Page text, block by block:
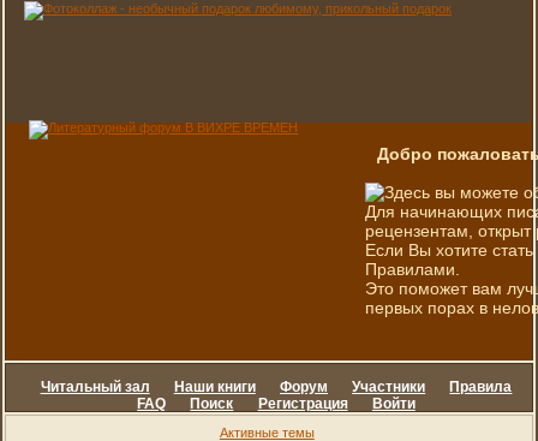
Добро
Здесь вы можете
Для начинающих
рецензентам, открыт
Если Вы хотите
Правилами.
Это поможет вам
первых порах в
Читальный зал Наши книги Форум Участники
Правила
FAQ
Поиск Регистрация Войти
Активные темы